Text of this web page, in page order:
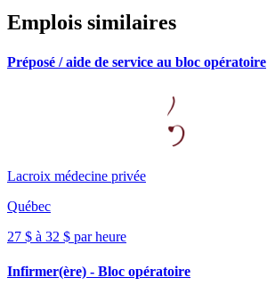
Emplois similaires
Préposé / aide de service au bloc opératoire
Lacroix médecine privée
Québec
27 $ à 32 $ par heure
Infirmer(ère) - Bloc opératoire